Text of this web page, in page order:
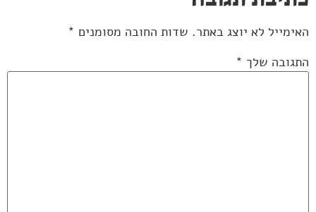
האימייל לא יוצג באתר. שדות החובה מסומנים *
התגובה שלך *